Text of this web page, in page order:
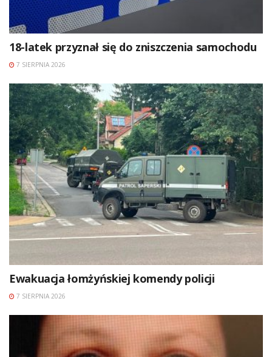
18-latek przyznał się do zniszczenia samochodu
7 SIERPNIA 2026
Ewakuacja łomżyńskiej komendy policji
7 SIERPNIA 2026